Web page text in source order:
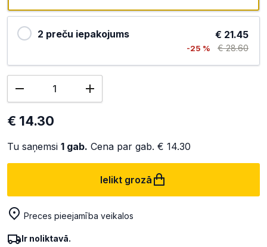
2 preču iepakojums € 21.45
-25 % € 28.60
€ 14.30
Tu saņemsi 1 gab. Cena par gab. € 14.30
Ielikt grozā
Preces pieejamība veikalos
Ir noliktavā.